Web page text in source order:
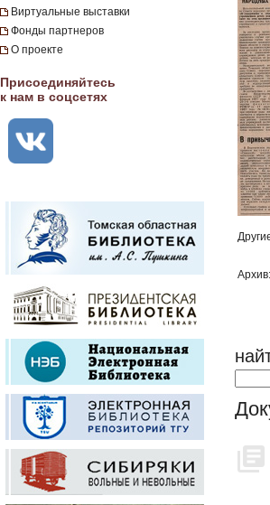
Виртуальные выставки
Фонды партнеров
О проекте
Присоединяйтесь
к нам в соцсетях
Архив: